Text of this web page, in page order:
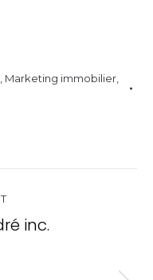
Marketing immobilier
inc.